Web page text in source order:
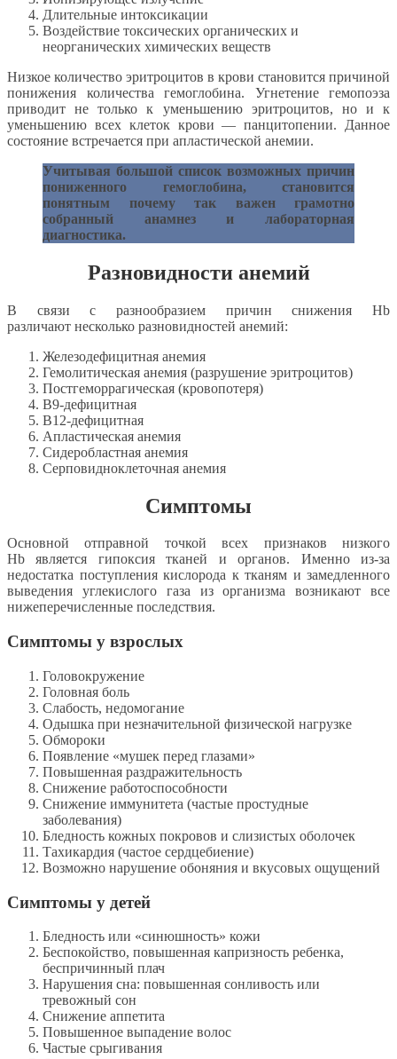
Длительные интоксикации
Воздействие токсических органических и
неорганических химических веществ
Низкое количество эритроцитов в крови становится причиной
понижения количества гемоглобина. Угнетение гемопоэза
приводит не только к уменьшению эритроцитов, но и к
уменьшению всех клеток крови — панцитопении. Данное
состояние встречается при апластической анемии.
Учитывая большой список возможных причин
пониженного гемоглобина, становится
понятным почему так важен грамотно
собранный анамнез и лабораторная
диагностика.
Разновидности анемий
В связи с разнообразием причин снижения Hb
различают несколько разновидностей анемий:
Железодефицитная анемия
Гемолитическая анемия (разрушение эритроцитов)
Постгеморрагическая (кровопотеря)
B9-дефицитная
B12-дефицитная
Апластическая анемия
Сидеробластная анемия
Серповидноклеточная анемия
Симптомы
Основной отправной точкой всех признаков низкого
Hb является гипоксия тканей и органов. Именно из-за
недостатка поступления кислорода к тканям и замедленного
выведения углекислого газа из организма возникают все
нижеперечисленные последствия.
Симптомы у взрослых
Головокружение
Головная боль
Слабость, недомогание
Одышка при незначительной физической нагрузке
Обмороки
Появление «мушек перед глазами»
Повышенная раздражительность
Снижение работоспособности
Снижение иммунитета (частые простудные
заболевания)
Бледность кожных покровов и слизистых оболочек
Тахикардия (частое сердцебиение)
Возможно нарушение обоняния и вкусовых ощущений
Симптомы у детей
Бледность или «синюшность» кожи
Беспокойство, повышенная капризность ребенка,
беспричинный плач
Нарушения сна: повышенная сонливость или
тревожный сон
Снижение аппетита
Повышенное выпадение волос
Частые срыгивания